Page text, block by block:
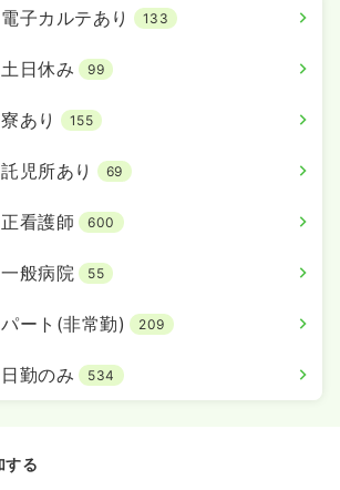
る 詳細を見る
一般病院
4週8休以上
担当業務未経験可
電子カルテあり 133
土日休み 99
寮あり 155
託児所あり 69
正看護師 600
一般病院 55
パート(非常勤) 209
日勤のみ 534
する